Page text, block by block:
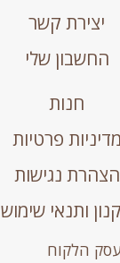
יצירת קשר
החשבון שלי
חנות
מדיניות פרטיות
הצהרת נגישות
ותנאי שימוש
הלקוח